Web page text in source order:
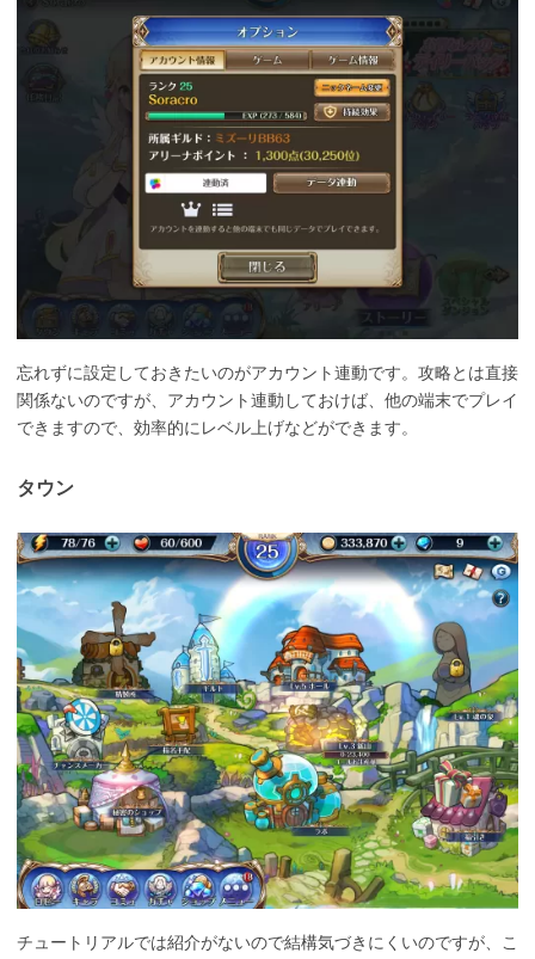
忘れずに設定しておきたいのがアカウント連動です。攻略とは直接
関係ないのですが、アカウント連動しておけば、他の端末でプレイ
できますので、効率的にレベル上げなどができます。
タウン
チュートリアルでは紹介がないので結構気づきにくいのですが、こ